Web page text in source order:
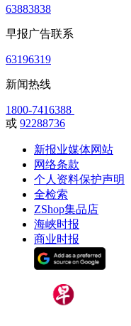
63883838
早报广告联系
63196319
新闻热线
1800-7416388
或 92288736
新报业媒体网站
网络条款
个人资料保护声明
全检索
ZShop集品店
海峡时报
商业时报